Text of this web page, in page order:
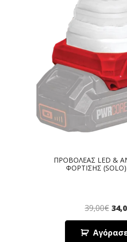
ΠΡΟΒΟΛΕΑΣ LED &
ΦΟΡΤΙΣΗΣ (SOLO)
39,00€